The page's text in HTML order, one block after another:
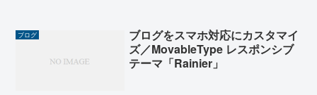
ブログ
ブログをスマホ対応にカスタマイ
ズ／MovableType レスポンシブ
テーマ「Rainier」